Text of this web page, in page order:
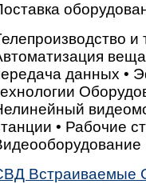
данных •
• Рабочие
Встраиваемые